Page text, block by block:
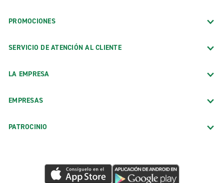
PROMOCIONES
SERVICIO DE ATENCIÓN AL CLIENTE
LA EMPRESA
EMPRESAS
PATROCINIO